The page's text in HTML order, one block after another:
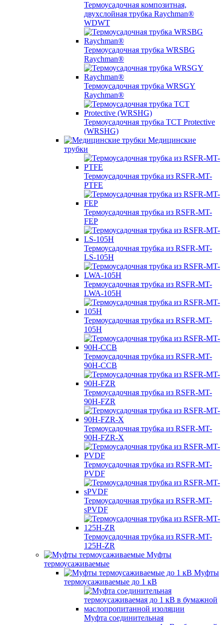
Термоусадочная композитная,
двухслойная трубка Raychman®
WDWT
Термоусадочная трубка WRSBG
Raychman®
Термоусадочная трубка WRSGY
Raychman®
Термоусадочная трубка TCT Protective
(WRSHG)
Медицинские
трубки
Термоусадочная трубка из RSFR-MT-
PTFE
Термоусадочная трубка из RSFR-MT-
FEP
Термоусадочная трубка из RSFR-MT-
LS-105H
Термоусадочная трубка из RSFR-MT-
LWA-105H
Термоусадочная трубка из RSFR-MT-
105H
Термоусадочная трубка из RSFR-MT-
90H-CCB
Термоусадочная трубка из RSFR-MT-
90H-FZR
Термоусадочная трубка из RSFR-MT-
90H-FZR-X
Термоусадочная трубка из RSFR-MT-
PVDF
Термоусадочная трубка из RSFR-MT-
sPVDF
Термоусадочная трубка из RSFR-MT-
125H-ZR
Муфты
термоусаживаемые
Муфты
термоусаживаемые до 1 кВ
Муфта соединительная